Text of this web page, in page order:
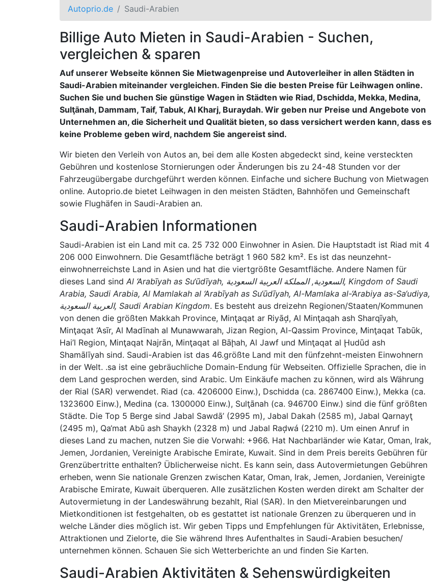
Autoprio.de Saudi-Arabien
Billige Auto Mieten in Saudi-Arabien - Suchen,
vergleichen & sparen
Auf unserer Webseite können Sie Mietwagenpreise und Autoverleiher in allen Städten in
Saudi-Arabien miteinander vergleichen. Finden Sie die besten Preise für Leihwagen online.
Suchen Sie und buchen Sie günstige Wagen in Städten wie Riad, Dschidda, Mekka, Medina,
Sulţānah, Dammam, Taif, Tabuk, Al Kharj, Buraydah. Wir geben nur Preise und Angebote von
Unternehmen an, die Sicherheit und Qualität bieten, so dass versichert werden kann, dass es
keine Probleme geben wird, nachdem Sie angereist sind.
Wir bieten den Verleih von Autos an, bei dem alle Kosten abgedeckt sind, keine versteckten
Gebühren und kostenlose Stornierungen oder Änderungen bis zu 24-48 Stunden vor der
Fahrzeugübergabe durchgeführt werden können. Einfache und sichere Buchung von Mietwagen
online. Autoprio.de bietet Leihwagen in den meisten Städten, Bahnhöfen und Gemeinschaft
sowie Flughäfen in Saudi-Arabien an.
Saudi-Arabien Informationen
Saudi-Arabien ist ein Land mit ca. 25 732 000 Einwohner in Asien. Die Hauptstadt ist Riad mit 4
206 000 Einwohnern. Die Gesamtfläche beträgt 1 960 582 km². Es ist das neunzehnt-
einwohnerreichste Land in Asien und hat die viertgrößte Gesamtfläche. Andere Namen für
dieses Land sind Al ‘Arabīyah as Su‘ūdīyah, السعودية, المملكة العربية السعودية, Kingdom of Saudi
Arabia, Saudi Arabia, Al Mamlakah al ‘Arabīyah as Su‘ūdīyah, Al-Mamlaka al-‘Arabiya as-Sa‘udiya,
العربية السعودية, Saudi Arabian Kingdom. Es besteht aus dreizehn Regionen/Staaten/Kommunen
von denen die größten Makkah Province, Minţaqat ar Riyāḑ, Al Minţaqah ash Sharqīyah,
Minţaqat ‘Asīr, Al Madīnah al Munawwarah, Jizan Region, Al-Qassim Province, Minţaqat Tabūk,
Hai’l Region, Minţaqat Najrān, Minţaqat al Bāḩah, Al Jawf und Minţaqat al Ḩudūd ash
Shamālīyah sind. Saudi-Arabien ist das 46.größte Land mit den fünfzehnt-meisten Einwohnern
in der Welt. .sa ist eine gebräuchliche Domain-Endung für Webseiten. Offizielle Sprachen, die in
dem Land gesprochen werden, sind Arabic. Um Einkäufe machen zu können, wird als Währung
der Rial (SAR) verwendet. Riad (ca. 4206000 Einw.), Dschidda (ca. 2867400 Einw.), Mekka (ca.
1323600 Einw.), Medina (ca. 1300000 Einw.), Sulţānah (ca. 946700 Einw.) sind die fünf größten
Städte. Die Top 5 Berge sind Jabal Sawdā’ (2995 m), Jabal Dakah (2585 m), Jabal Qarnayţ
(2495 m), Qa‘mat Abū ash Shaykh (2328 m) und Jabal Raḑwá (2210 m). Um einen Anruf in
dieses Land zu machen, nutzen Sie die Vorwahl: +966. Hat Nachbarländer wie Katar, Oman, Irak,
Jemen, Jordanien, Vereinigte Arabische Emirate, Kuwait. Sind in dem Preis bereits Gebühren für
Grenzübertritte enthalten? Üblicherweise nicht. Es kann sein, dass Autovermietungen Gebühren
erheben, wenn Sie nationale Grenzen zwischen Katar, Oman, Irak, Jemen, Jordanien, Vereinigte
Arabische Emirate, Kuwait überqueren. Alle zusätzlichen Kosten werden direkt am Schalter der
Autovermietung in der Landeswährung bezahlt, Rial (SAR). In den Mietvereinbarungen und
Mietkonditionen ist festgehalten, ob es gestattet ist nationale Grenzen zu überqueren und in
welche Länder dies möglich ist. Wir geben Tipps und Empfehlungen für Aktivitäten, Erlebnisse,
Attraktionen und Zielorte, die Sie während Ihres Aufenthaltes in Saudi-Arabien besuchen/
unternehmen können. Schauen Sie sich Wetterberichte an und finden Sie Karten.
Saudi-Arabien Aktivitäten & Sehenswürdigkeiten